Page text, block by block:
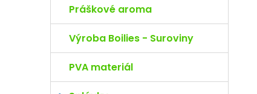
Práškové aroma
Výroba Boilies - Suroviny
PVA materiál